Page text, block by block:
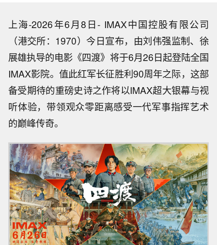
上海-2026年6月8日- IMAX中国控股有限公司
（港交所：1970）今日宣布，由刘伟强监制、徐
展雄执导的电影《四渡》将于6月26日起登陆全国
IMAX影院。值此红军长征胜利90周年之际，这部
备受期待的重磅史诗之作将以IMAX超大银幕与视
听体验，带领观众零距离感受一代军事指挥艺术
的巅峰传奇。